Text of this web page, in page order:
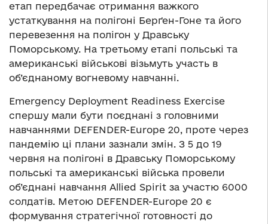
етап передбачає отримання важкого
устаткування на полігоні Берґен-Гоне та його
перевезення на полігон у Дравську
Поморському. На третьому етапі польські та
американські військові візьмуть участь в
об’єднаному вогневому навчанні.
Emergency Deployment Readiness Exercise
спершу мали бути поєднані з головними
навчаннями DEFENDER-Europe 20, проте через
пандемію ці плани зазнали змін. З 5 до 19
червня на полігоні в Дравську Поморському
польські та американські війська провели
об’єднані навчання Allied Spirit за участю 6000
солдатів. Метою DEFENDER-Europe 20 є
формування стратегічної готовності до